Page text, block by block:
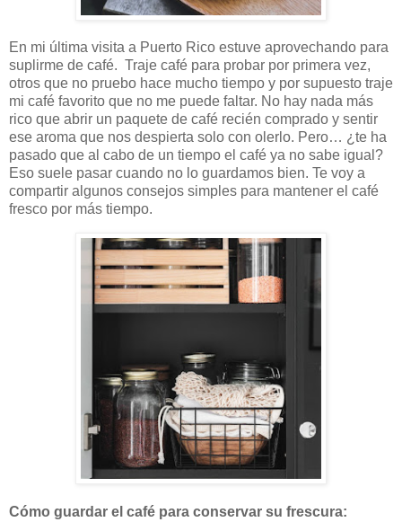
En mi última visita a Puerto Rico estuve aprovechando para
suplirme de café. Traje café para probar por primera vez,
otros que no pruebo hace mucho tiempo y por supuesto traje
mi café favorito que no me puede faltar. No hay nada más
rico que abrir un paquete de café recién comprado y sentir
ese aroma que nos despierta solo con olerlo. Pero… ¿te ha
pasado que al cabo de un tiempo el café ya no sabe igual?
Eso suele pasar cuando no lo guardamos bien. Te voy a
compartir algunos consejos simples para mantener el café
fresco por más tiempo.
Cómo guardar el café para conservar su frescura: